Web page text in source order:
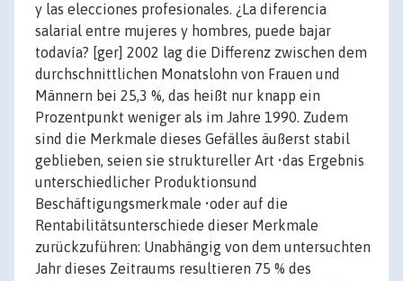
y las elecciones profesionales. ¿La diferencia
salarial entre mujeres y hombres, puede bajar
todavía? [ger] 2002 lag die Differenz zwischen dem
durchschnittlichen Monatslohn von Frauen und
Männern bei 25,3 %, das heißt nur knapp ein
Prozentpunkt weniger als im Jahre 1990. Zudem
sind die Merkmale dieses Gefälles äußerst stabil
geblieben, seien sie struktureller Art •das Ergebnis
unterschiedlicher Produktionsund
Beschäftigungsmerkmale •oder auf die
Rentabilitätsunterschiede dieser Merkmale
zurückzuführen: Unabhängig von dem untersuchten
Jahr dieses Zeitraums resultieren 75 % des